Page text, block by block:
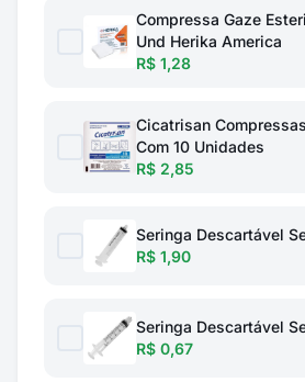
Compressa Gaze
Und Herika America
R$ 1,28
Cicatrisan
Com 10 Unidades
R$ 2,85
Seringa Descartável
R$ 1,90
Seringa Descartável
R$ 0,67